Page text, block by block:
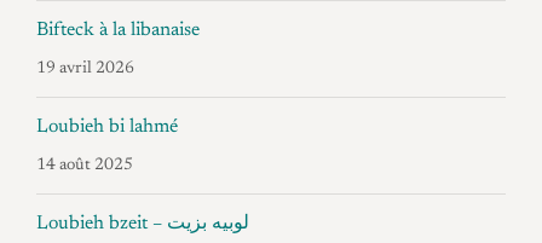
Bifteck à la libanaise
19 avril 2026
Loubieh bi lahmé
14 août 2025
Loubieh bzeit – لوبيه بزيت